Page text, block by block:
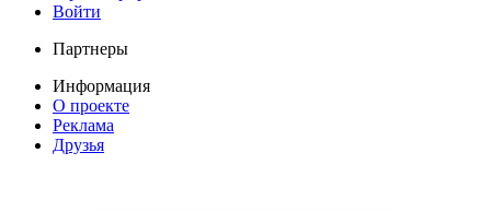
Войти
Партнеры
Информация
О проекте
Реклама
Друзья